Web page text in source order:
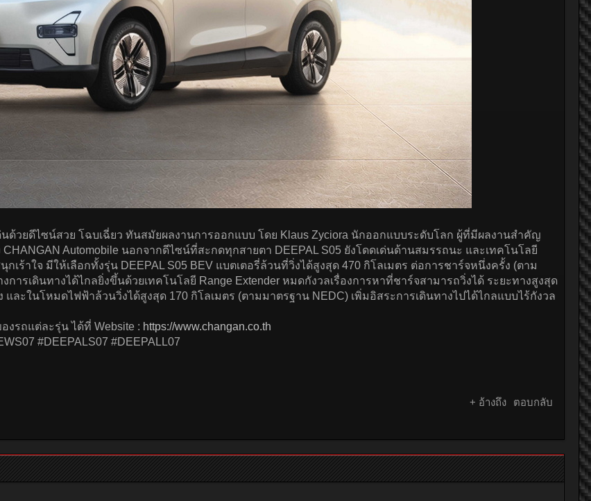
นด้วยดีไซน์สวย โฉบเฉี่ยว ทันสมัยผลงานการออกแบบ โดย Klaus Zyciora นักออกแบบระดับโลก ผู้ที่มีผลงานสำคัญ
Automobile นอกจากดีไซน์ที่สะกดทุกสายตา DEEPAL S05 ยังโดดเด่นด้านสมรรถนะ และเทคโนโลยี
าใจ มีให้เลือกทั้งรุ่น DEEPAL S05 BEV แบตเตอรี่ล้วนที่วิ่งได้สูงสุด 470 กิโลเมตร ต่อการชาร์จหนึ่งครั้ง (ตาม
ารเดินทางได้ไกลยิ่งขึ้นด้วยเทคโนโลยี Range Extender หมดกังวลเรื่องการหาที่ชาร์จสามารถวิ่งได้ ระยะทางสูงสุด
ละในโหมดไฟฟ้าล้วนวิ่งได้สูงสุด 170 กิโลเมตร (ตามมาตรฐาน NEDC) เพิ่มอิสระการเดินทางไปได้ไกลแบบไร้กังวล
งรถแต่ละรุ่น ได้ที่ Website : https://www.changan.co.th
#DEEPALS07 #DEEPALL07
+ อ้างถึง ตอบกลับ